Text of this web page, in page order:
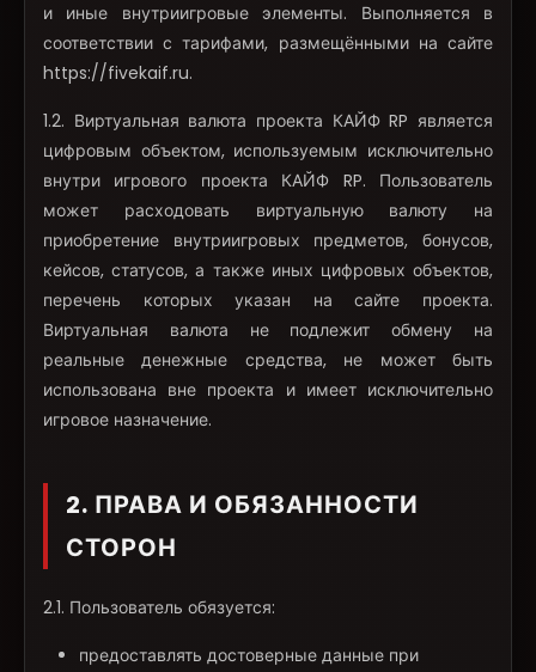
и иные внутриигровые элементы. Выполняется в
соответствии с тарифами, размещёнными на сайте
https://fivekaif.ru.
1.2. Виртуальная валюта проекта КАЙФ RP является
цифровым объектом, используемым исключительно
внутри игрового проекта КАЙФ RP. Пользователь
может расходовать виртуальную валюту на
приобретение внутриигровых предметов, бонусов,
кейсов, статусов, а также иных цифровых объектов,
перечень которых указан на сайте проекта.
Виртуальная валюта не подлежит обмену на
реальные денежные средства, не может быть
использована вне проекта и имеет исключительно
игровое назначение.
2. ПРАВА И ОБЯЗАННОСТИ
СТОРОН
2.1. Пользователь обязуется:
предоставлять достоверные данные при